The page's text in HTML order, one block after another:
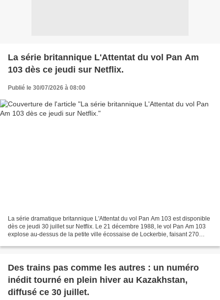
La série britannique L'Attentat du vol Pan Am
103 dès ce jeudi sur Netflix.
Publié le 30/07/2026 à 08:00
La série dramatique britannique L'Attentat du vol Pan Am 103 est disponible
dès ce jeudi 30 juillet sur Netflix. Le 21 décembre 1988, le vol Pan Am 103
explose au-dessus de la petite ville écossaise de Lockerbie, faisant 270
Des trains pas comme les autres : un numéro
inédit tourné en plein hiver au Kazakhstan,
diffusé ce 30 juillet.